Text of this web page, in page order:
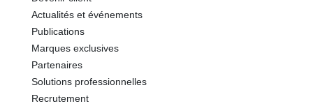
Actualités et événements
Publications
Marques exclusives
Partenaires
Solutions professionnelles
Recrutement